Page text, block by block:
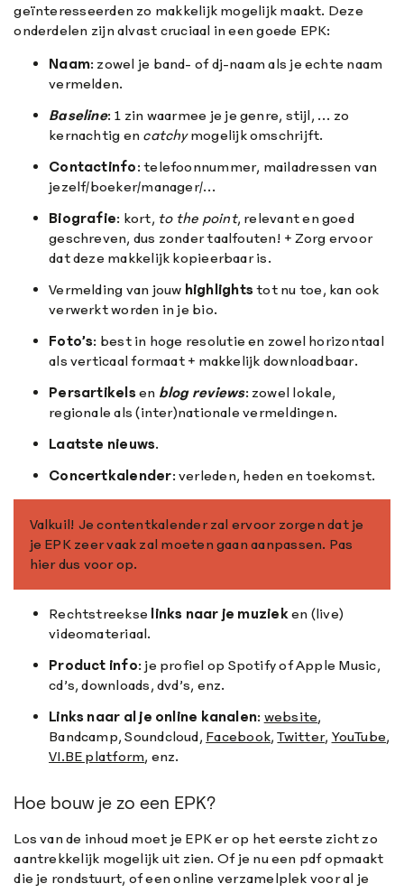
geïnteresseerden zo makkelijk mogelijk maakt. Deze
onderdelen zijn alvast cruciaal in een goede EPK:
Naam: zowel je band- of dj-naam als je echte naam
vermelden.
Baseline: 1 zin waarmee je je genre, stijl, … zo
kernachtig en catchymogelijk omschrijft.
Contactinfo: telefoonnummer, mailadressen van
jezelf/boeker/manager/…
Biografie: kort, to the point, relevant en goed
geschreven, dus zonder taalfouten! + Zorg ervoor
dat deze makkelijk kopieerbaar is.
Vermelding van jouw highlightstot nu toe, kan ook
verwerkt worden in je bio.
Foto’s: best in hoge resolutie en zowel horizontaal
als verticaal formaat + makkelijk downloadbaar.
Persartikelsen blog reviews: zowel lokale,
regionale als (inter)nationale vermeldingen.
Laatste nieuws.
Concertkalender: verleden, heden en toekomst.
Valkuil! Je contentkalender zal ervoor zorgen dat je
je EPK zeer vaak zal moeten gaan aanpassen. Pas
hier dus voor op.
Rechtstreekse links naar je muziek en (live)
videomateriaal.
Product info: je profiel op Spotify of Apple Music,
cd’s, downloads, dvd’s, enz.
Links naar al je online kanalen: website,
Bandcamp, Soundcloud, Facebook,Twitter, YouTube,
VI.BE platform, enz.
Hoe bouw je zo een EPK?
Los van de inhoud moet je EPK er op het eerste zicht zo
aantrekkelijk mogelijk uit zien. Of je nu een pdf opmaakt
die je rondstuurt, of een online verzamelplek voor al je